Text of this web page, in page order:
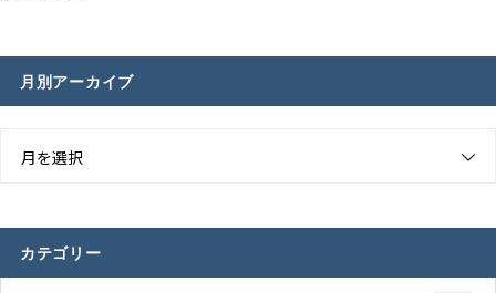
月別アーカイブ
月を選択
カテゴリー